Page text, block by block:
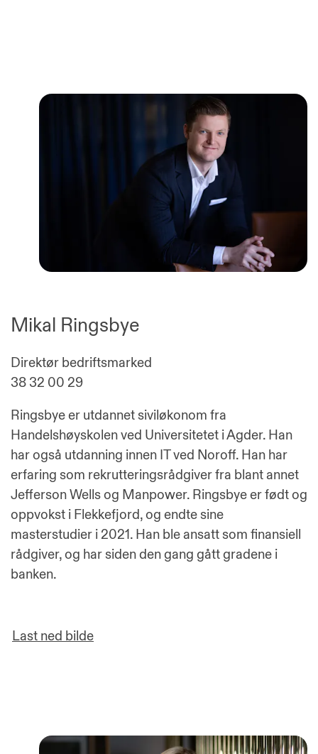
Mikal Ringsbye
Direktør bedriftsmarked
38 32 00 29
Ringsbye er utdannet siviløkonom fra
Handelshøyskolen ved Universitetet i Agder. Han
har også utdanning innen IT ved Noroff. Han har
erfaring som rekrutteringsrådgiver fra blant annet
Jefferson Wells og Manpower. Ringsbye er født og
oppvokst i Flekkefjord, og endte sine
masterstudier i 2021. Han ble ansatt som finansiell
rådgiver, og har siden den gang gått gradene i
banken.
Last ned bilde